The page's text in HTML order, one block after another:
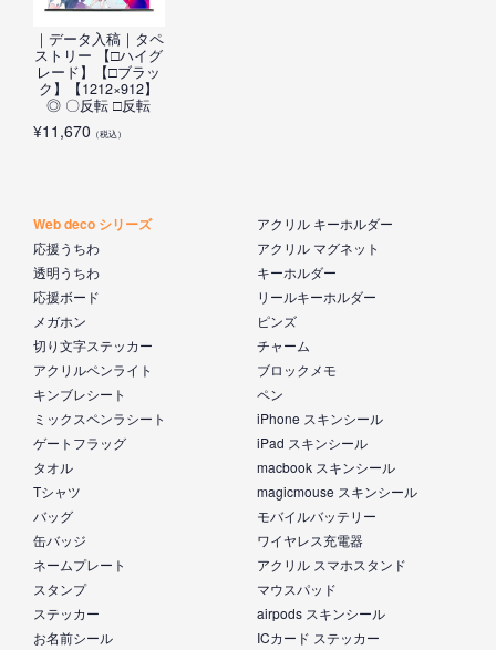
｜データ入稿｜タペ
ストリー 【□ハイグ
レード】【□ブラッ
ク】【1212×912】
◎ 〇反転 □反転
¥11,670 （税込）
Web deco シリーズ
応援うちわ
透明うちわ
応援ボード
メガホン
切り文字ステッカー
アクリルペンライト
キンブレシート
ミックスペンラシート
ゲートフラッグ
タオル
Tシャツ
バッグ
缶バッジ
ネームプレート
スタンプ
ステッカー
お名前シール
アクリル キーホルダー
アクリル マグネット
キーホルダー
リールキーホルダー
ピンズ
チャーム
ブロックメモ
ペン
iPhone スキンシール
iPad スキンシール
macbook スキンシール
magicmouse スキンシール
モバイルバッテリー
ワイヤレス充電器
アクリル スマホスタンド
マウスパッド
airpods スキンシール
ICカード ステッカー